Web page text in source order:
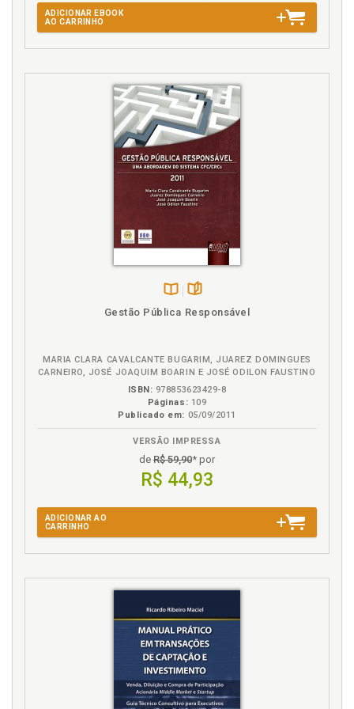
p. 127
Juros do capital próprio como política de dividendos.
Introdução, p. 127
Juros do capital próprio. Base legal sobre juros
capital próprio, p. 128
Juros do capital próprio. Características para
utilização de juros sobre capital próprio, p. 128
Juros sobre capital próprio x planejamento
Lucro presumido. Conceito, p. 73
Noções básicas de direito tributário, p. 23
Obrigação tributária. Sujeito ativo, p. 26
Obrigação tributária. Sujeito passivo, p. 28
PIS, p. 50
PIS e COFINS. Conceito, p. 50
PIS e COFINS. Estudo de caso. Aplicação prática, p.
PIS e COFINS. Leitura recomendada. Aspectos
legais. Legislação Receita Federal, p. 50
PIS e COFINS. Não incidência, p. 50
ADICIONAR EBOOK
AO CARRINHO
Disponível
Gestão Pública Responsável
MARIA CLARA CAVALCANTE BUGARIM, JUAREZ DOMINGUES
CARNEIRO, JOSÉ JOAQUIM BOARIN E JOSÉ ODILON FAUSTINO
ISBN: 978853623429-8
Páginas: 109
Publicado em: 05/09/2011
VERSÃO IMPRESSA
de R$ 59,90* por
R$ 44,93
ADICIONAR AO
CARRINHO